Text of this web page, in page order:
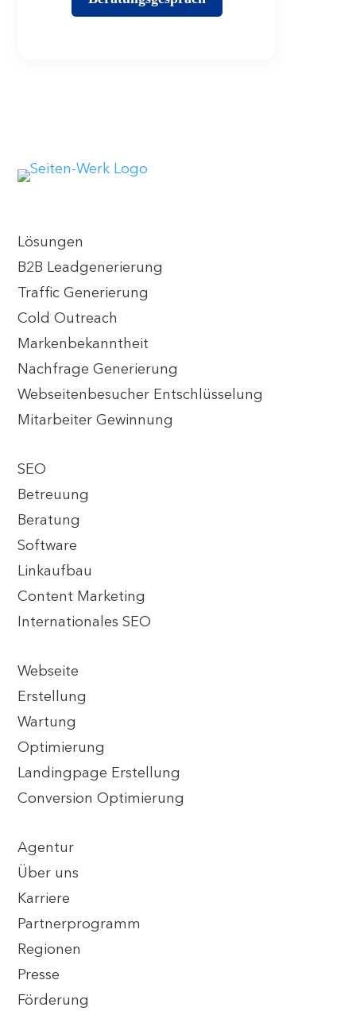
Lösungen
B2B Leadgenerierung
Traffic Generierung
Cold Outreach
Markenbekanntheit
Nachfrage Generierung
Webseitenbesucher Entschlüsselung
Mitarbeiter Gewinnung
SEO
Betreuung
Beratung
Software
Linkaufbau
Content Marketing
Internationales SEO
Webseite
Erstellung
Wartung
Optimierung
Landingpage Erstellung
Conversion Optimierung
Agentur
Über uns
Karriere
Partnerprogramm
Regionen
Presse
Förderung